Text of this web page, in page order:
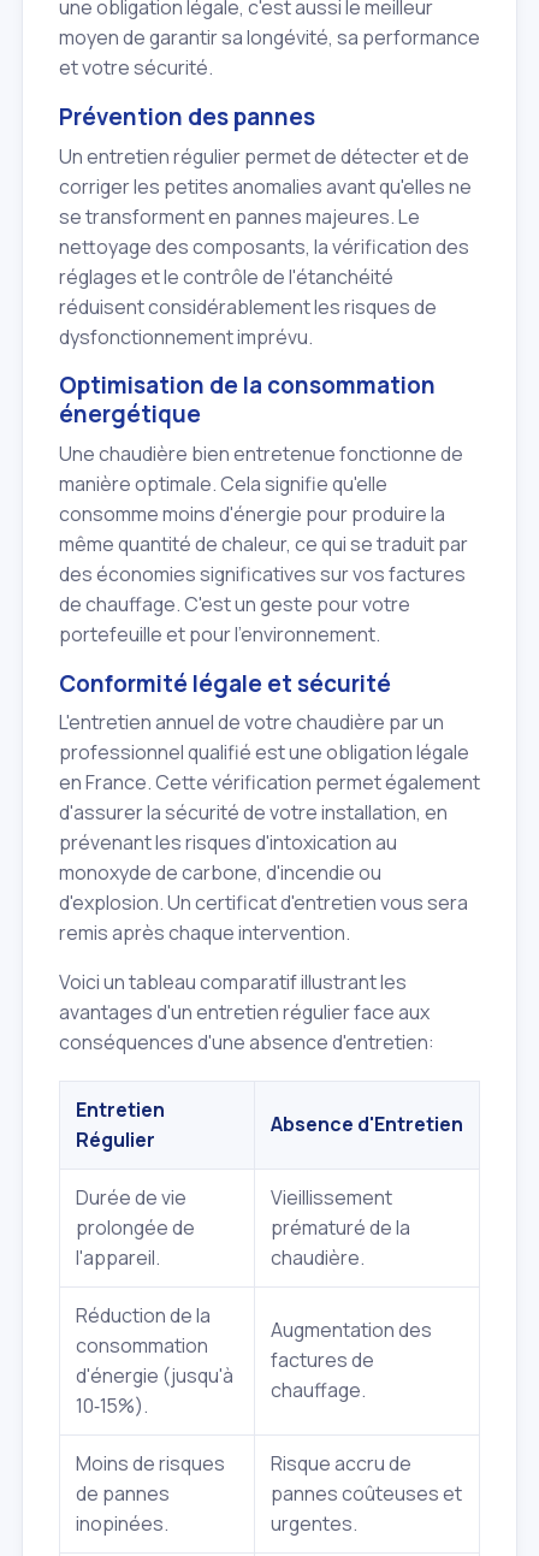
une obligation légale, c'est aussi le meilleur
moyen de garantir sa longévité, sa performance
et votre sécurité.
Prévention des pannes
Un entretien régulier permet de détecter et de
corriger les petites anomalies avant qu'elles ne
se transforment en pannes majeures. Le
nettoyage des composants, la vérification des
réglages et le contrôle de l'étanchéité
réduisent considérablement les risques de
dysfonctionnement imprévu.
Optimisation de la consommation
énergétique
Une chaudière bien entretenue fonctionne de
manière optimale. Cela signifie qu'elle
consomme moins d'énergie pour produire la
même quantité de chaleur, ce qui se traduit par
des économies significatives sur vos factures
de chauffage. C'est un geste pour votre
portefeuille et pour l'environnement.
Conformité légale et sécurité
L'entretien annuel de votre chaudière par un
professionnel qualifié est une obligation légale
en France. Cette vérification permet également
d'assurer la sécurité de votre installation, en
prévenant les risques d'intoxication au
monoxyde de carbone, d'incendie ou
d'explosion. Un certificat d'entretien vous sera
remis après chaque intervention.
Voici un tableau comparatif illustrant les
avantages d'un entretien régulier face aux
conséquences d'une absence d'entretien:
Entretien
Régulier
Absence d'Entretien
Durée de vie
prolongée de
l'appareil.
Vieillissement
prématuré de la
chaudière.
Réduction de la
consommation
d'énergie (jusqu'à
10‑15%).
Augmentation des
factures de
chauffage.
Moins de risques
de pannes
inopinées.
Risque accru de
pannes coûteuses et
urgentes.